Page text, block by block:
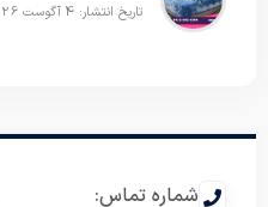
تاریخ انتشار: 4 آگوست 2026
شماره تماس: